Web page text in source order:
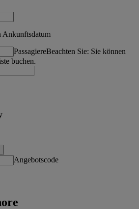
Ankunftsdatum
PassagiereBeachten Sie: Sie können
buchen.
Angebotscode